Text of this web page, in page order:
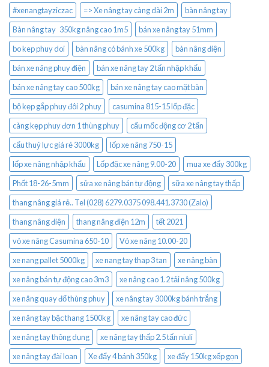
#xenangtayziczac => Xe nâng tay càng dài 2m
bàn nâng tay
Bàn nâng tay 350kg nâng cao 1m5
bán xe nâng tay 51mm
bo kep phuy doi
bàn nâng có bánh xe 500kg
bàn nâng điện
bán xe nâng phuy điện
bán xe nâng tay 2 tấn nhập khẩu
bán xe nâng tay cao 500kg
bán xe nâng tay cao mặt bàn
bộ kẹp gắp phuy đôi 2 phuy
casumina 815-15 lốp đặc
càng kẹp phuy đơn 1 thùng phuy
cẩu mốc động cơ 2 tấn
cẩu thuỷ lực giá rẻ 3000kg
lốp xe nâng 750-15
lốp xe nâng nhập khẩu
Lốp đặc xe nâng 9.00-20
mua xe đẩy 300kg
Phốt 18-26-5mm
sửa xe nâng bán tự động
sữa xe nâng tay thấp
thang nâng giá rẻ.. Tel (028) 6279.0375 098.441.3730 (Zalo)
thang nâng điện
thang nâng điện 12m
tết 2021
vỏ xe nâng Casumina 650-10
Vỏ xe nâng 10.00-20
xe nang pallet 5000kg
xe nang tay thap 3 tan
xe nâng bàn
xe nâng bán tự động cao 3m3
xe nâng cao 1.2 tải nâng 500kg
xe nâng quay đổ thùng phuy
xe nâng tay 3000kg bánh trắng
xe nâng tay bậc thang 1500kg
xe nâng tay cao đức
xe nâng tay thông dụng
xe nâng tay thấp 2.5 tấn niuli
xe nâng tay đài loan
Xe đẩy 4 bánh 350kg
xe đẩy 150kg xếp gọn